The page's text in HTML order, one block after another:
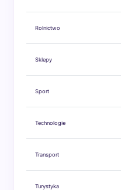
Rolnictwo
Sklepy
Sport
Technologie
Transport
Turystyka